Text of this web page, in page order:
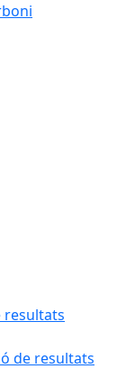
resultats
de resultats